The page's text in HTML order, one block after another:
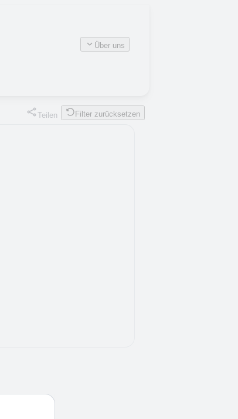
Über uns
Teilen Filter zurücksetzen